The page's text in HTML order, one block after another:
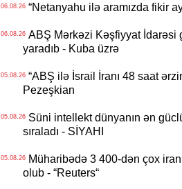
06.08.26“Netanyahu ilə aramızda fikir
06.08.26ABŞ Mərkəzi Kəşfiyyat İdarəsi
yaradıb - Kuba üzrə
05.08.26“ABŞ ilə İsrail İranı 48 saat
Pezeşkian
05.08.26Süni intellekt dünyanın ən
sıraladı - SİYAHI
05.08.26Müharibədə 3 400-dən çox
olub - “Reuters“